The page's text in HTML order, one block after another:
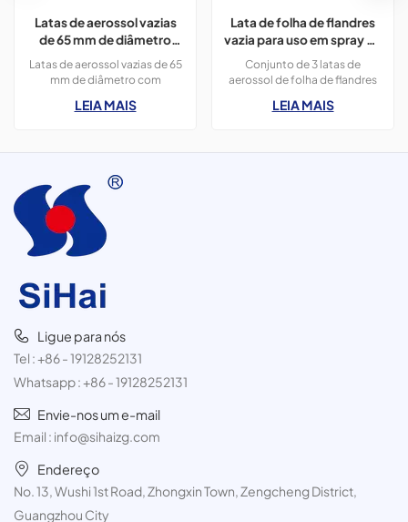
Latas de aerossol vazias
de 65 mm de diâmetro
com impressão em cores
CMYK, 300 ml, para tinta
Latas de aerossol vazias de 65
mm de diâmetro com
400 ml, para tinta spray,
LEIA MAIS
Lata de folha de flandres
vazia para uso em spray de
aerossol de espuma de
barbear.
Conjunto de 3 latas de
aerossol de folha de flandres
geralmente utilizadas para
desodorante em spray e spray
LEIA MAIS
Ligue para nós
Tel :+86 - 19128252131
Whatsapp :+86 - 19128252131
Envie-nos um e-mail
Email : info@sihaizg.com
Endereço
No. 13, Wushi 1st Road, Zhongxin Town, Zengcheng District,
Guangzhou City